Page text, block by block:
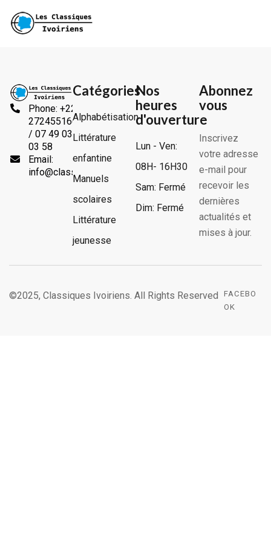
Phone: +225
2724551666
/ 07 49 03
03 58
Email:
info@classiquesivoiriens.com
Catégories
Alphabétisation
Littérature
enfantine
Manuels
scolaires
Littérature
jeunesse
Nos
heures
d'ouverture
Lun - Ven:
08H- 16H30
Sam: Fermé
Dim: Fermé
Abonnez
vous
Inscrivez
votre adresse
e-mail pour
recevoir les
dernières
actualités et
mises à jour.
©2025, Classiques Ivoiriens. All Rights Reserved
FACEBO
OK